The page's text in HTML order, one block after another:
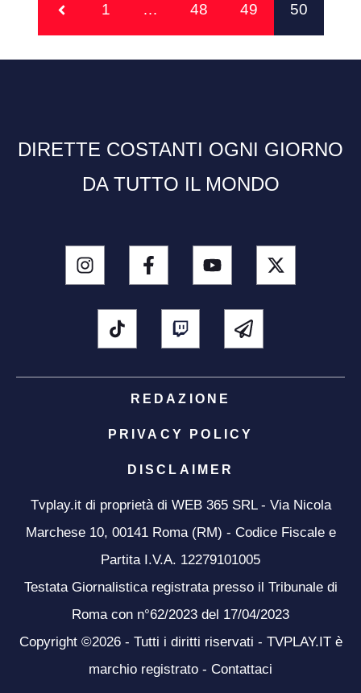
1 … 48 49 50
DIRETTE COSTANTI OGNI GIORNO
DA TUTTO IL MONDO
REDAZIONE
PRIVACY POLICY
DISCLAIMER
Tvplay.it di proprietà di WEB 365 SRL - Via Nicola
Marchese 10, 00141 Roma (RM) - Codice Fiscale e
Partita I.V.A. 12279101005
Testata Giornalistica registrata presso il Tribunale di
Roma con n°62/2023 del 17/04/2023
Copyright ©2026 - Tutti i diritti riservati - TVPLAY.IT è
marchio registrato - Contattaci